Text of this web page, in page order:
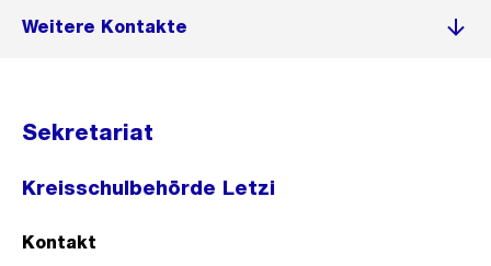
Weitere Kontakte
Sekretariat
Kreisschulbehörde Letzi
Kontakt